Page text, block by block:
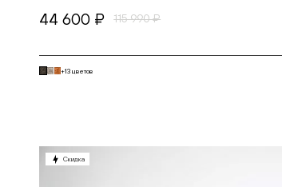
НЕСТА
44 600 ₽ 115 990 ₽
+13 цветов
Скидка